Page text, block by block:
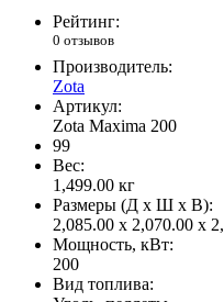
Рейтинг:
0 отзывов
Производитель:
Zota
Артикул:
Zota Maxima 200
99
Вес:
1,499.00 кг
Размеры (Д x Ш x В):
2,085.00 x 2,070.00 x
Мощность, кВт:
200
Вид топлива: